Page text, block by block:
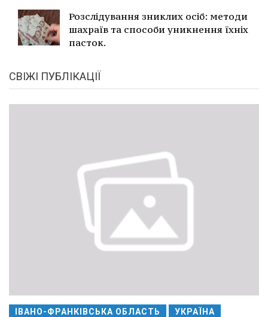
Розслідування зниклих осіб: методи
шахраїв та способи уникнення їхніх
пасток.
СВІЖІ ПУБЛІКАЦІЇ
ІВАНО-ФРАНКІВСЬКА ОБЛАСТЬ УКРАЇНА